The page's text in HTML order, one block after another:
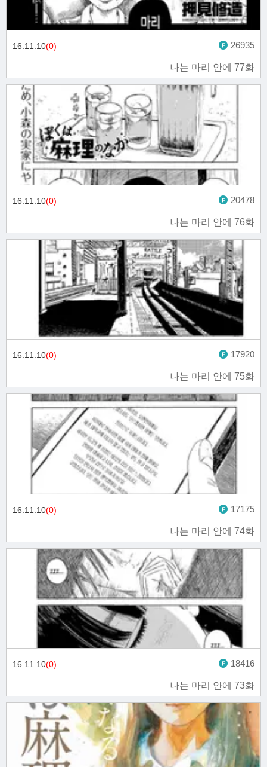
나는 마리 안에 77화
16.11.10(0) 26935
나는 마리 안에 76화
16.11.10(0) 20478
나는 마리 안에 75화
16.11.10(0) 17920
나는 마리 안에 74화
16.11.10(0) 17175
나는 마리 안에 73화
16.11.10(0) 18416